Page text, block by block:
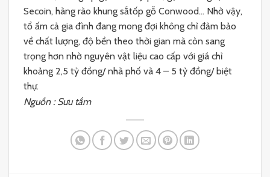
Secoin, hàng rào khung sắtốp gỗ Conwood… Nhờ vậy,
tổ ấm cả gia đình đang mong đợi không chỉ đảm bảo
về chất lượng, độ bền theo thời gian mà còn sang
trọng hơn nhờ nguyên vật liệu cao cấp với giá chỉ
khoảng 2,5 tỷ đồng/ nhà phố và 4 – 5 tỷ đồng/ biệt
thự.
Nguồn : Sưu tầm